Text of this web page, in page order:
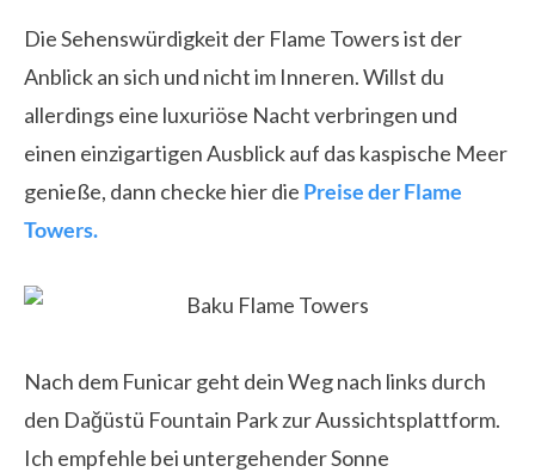
Die Sehenswürdigkeit der Flame Towers ist der
Anblick an sich und nicht im Inneren. Willst du
allerdings eine luxuriöse Nacht verbringen und
einen einzigartigen Ausblick auf das kaspische Meer
genieße, dann checke hier die Preise der Flame
Towers.
Nach dem Funicar geht dein Weg nach links durch
den Dağüstü Fountain Park zur Aussichtsplattform.
Ich empfehle bei untergehender Sonne